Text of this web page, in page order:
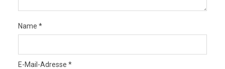
Name *
E-Mail-Adresse *